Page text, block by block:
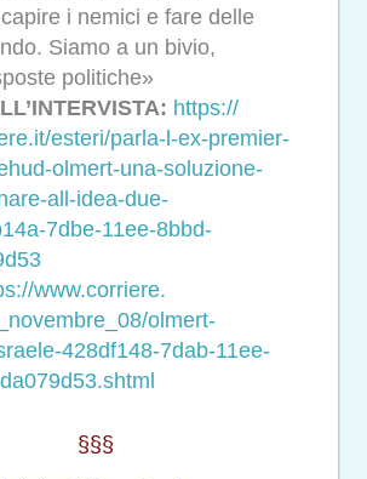
i nemici e fare delle
Siamo a un bivio,
politiche»
https://
esteri/parla-l-ex-premier-
olmert-una-soluzione-
all-idea-due-
7dbe-11ee-8bbd-
www.corriere.
olmert-
428df148-7dab-11ee-
§§§